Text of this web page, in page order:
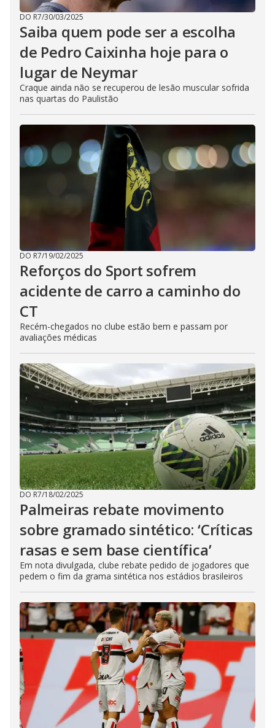
DO R7/30/03/2025
Saiba quem pode ser a escolha
de Pedro Caixinha hoje para o
lugar de Neymar
Craque ainda não se recuperou de lesão muscular sofrida
nas quartas do Paulistão
DO R7/19/02/2025
Reforços do Sport sofrem
acidente de carro a caminho do
CT
Recém-chegados no clube estão bem e passam por
avaliações médicas
DO R7/18/02/2025
Palmeiras rebate movimento
sobre gramado sintético: ‘Críticas
rasas e sem base científica’
Em nota divulgada, clube rebate pedido de jogadores que
pedem o fim da grama sintética nos estádios brasileiros